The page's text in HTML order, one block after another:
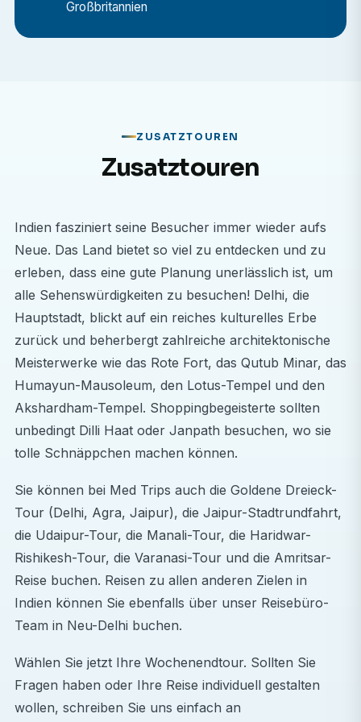
Gesundheitswesen und Krankenpflege arbeiten Sie in
teilnehmen, haben die Möglichkeit, in Abteilungen wie
Innere Medizin, Notfallmedizin, Krankenpflege,
Gynäkologie und Geburtshilfe zu hospitieren, um nur
Ein medizinisches Praktikum in Indien bietet eine
einzigartige Kombination aus klinischer Ausbildung
und kulturellem Eintauchen. Darum ist es eine
ausgezeichnete Wahl:
Internationale medizinische Erfahrung sammeln
Beobachten Sie die Praktiken eines
Gesundheitssystems, das eine der größten und
Lernen Sie von erfahrenen Fachleuten.
Ärzte, Krankenschwestern und Spezialisten in
Indien betreuen täglich eine große Anzahl von
Patienten und geben Ihnen so Einblicke in
Effizienz, Anpassungsfähigkeit und innovative
Behandlungsansätze.
verstehen
Erleben Sie aus erster Hand, wie mit
Ressourcenherausforderungen umgegangen wird,
Großbritannien
ZUSATZTOUREN
Zusatztouren
Indien fasziniert seine Besucher immer wieder aufs
Neue. Das Land bietet so viel zu entdecken und zu
erleben, dass eine gute Planung unerlässlich ist, um
alle Sehenswürdigkeiten zu besuchen! Delhi, die
Hauptstadt, blickt auf ein reiches kulturelles Erbe
zurück und beherbergt zahlreiche architektonische
Meisterwerke wie das Rote Fort, das Qutub Minar, das
Humayun-Mausoleum, den Lotus-Tempel und den
Akshardham-Tempel. Shoppingbegeisterte sollten
unbedingt Dilli Haat oder Janpath besuchen, wo sie
tolle Schnäppchen machen können.
Sie können bei Med Trips auch die Goldene Dreieck-
Tour (Delhi, Agra, Jaipur), die Jaipur-Stadtrundfahrt,
die Udaipur-Tour, die Manali-Tour, die Haridwar-
Rishikesh-Tour, die Varanasi-Tour und die Amritsar-
Reise buchen. Reisen zu allen anderen Zielen in
Indien können Sie ebenfalls über unser Reisebüro-
Team in Neu-Delhi buchen.
Wählen Sie jetzt Ihre Wochenendtour. Sollten Sie
Fragen haben oder Ihre Reise individuell gestalten
wollen, schreiben Sie uns einfach an